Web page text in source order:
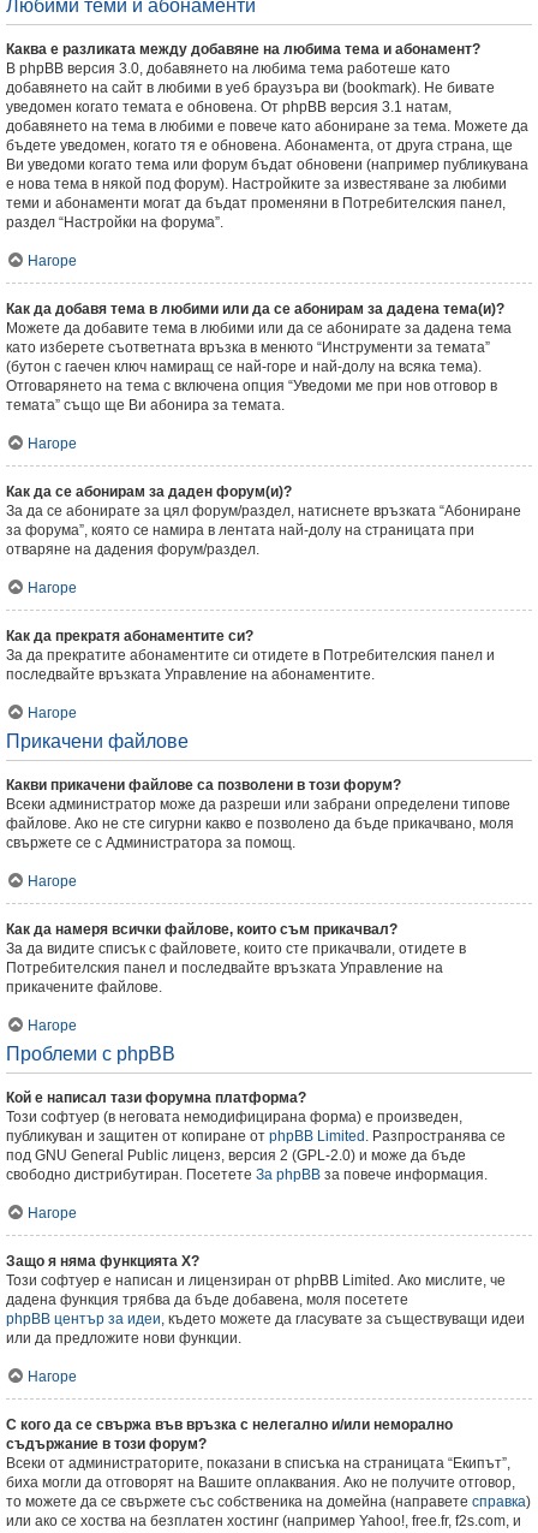
Любими теми и абонаменти
Каква е разликата между добавяне на любима тема и абонамент?
В phpBB версия 3.0, добавянето на любима тема работеше като
добавянето на сайт в любими в уеб браузъра ви (bookmark). Не бивате
уведомен когато темата е обновена. От phpBB версия 3.1 натам,
добавянето на тема в любими е повече като абониране за тема. Можете да
бъдете уведомен, когато тя е обновена. Абонамента, от друга страна, ще
Ви уведоми когато тема или форум бъдат обновени (например публикувана
е нова тема в някой под форум). Настройките за известяване за любими
теми и абонаменти могат да бъдат променяни в Потребителския панел,
раздел “Настройки на форума”.
Нагоре
Как да добавя тема в любими или да се абонирам за дадена тема(и)?
Можете да добавите тема в любими или да се абонирате за дадена тема
като изберете съответната връзка в менюто “Инструменти за темата”
(бутон с гаечен ключ намиращ се най-горе и най-долу на всяка тема).
Отговарянето на тема с включена опция “Уведоми ме при нов отговор в
темата” също ще Ви абонира за темата.
Нагоре
Как да се абонирам за даден форум(и)?
За да се абонирате за цял форум/раздел, натиснете връзката “Абониране
за форума”, която се намира в лентата най-долу на страницата при
отваряне на дадения форум/раздел.
Нагоре
Как да прекратя абонаментите си?
За да прекратите абонаментите си отидете в Потребителския панел и
последвайте връзката Управление на абонаментите.
Нагоре
Прикачени файлове
Какви прикачени файлове са позволени в този форум?
Всеки администратор може да разреши или забрани определени типове
файлове. Ако не сте сигурни какво е позволено да бъде прикачвано, моля
свържете се с Администратора за помощ.
Нагоре
Как да намеря всички файлове, които съм прикачвал?
За да видите списък с файловете, които сте прикачвали, отидете в
Потребителския панел и последвайте връзката Управление на
прикачените файлове.
Нагоре
Проблеми с phpBB
Кой е написал тази форумна платформа?
Този софтуер (в неговата немодифицирана форма) е произведен,
публикуван и защитен от копиране от phpBB Limited . Разпространява се
под GNU General Public лиценз, версия 2 (GPL-2.0) и може да бъде
свободно дистрибутиран. Посетете За phpBB за повече информация.
Нагоре
Защо я няма функцията X?
Този софтуер е написан и лицензиран от phpBB Limited. Ако мислите, че
дадена функция трябва да бъде добавена, моля посетете
phpBB център за идеи, където можете да гласувате за съществуващи идеи
или да предложите нови функции.
Нагоре
С кого да се свържа във връзка с нелегално и/или неморално
съдържание в този форум?
Всеки от администраторите, показани в списъка на страницата “Екипът”,
биха могли да отговорят на Вашите оплаквания. Ако не получите отговор,
то можете да се свържете със собственика на домейна (направете справка)
или ако се хоства на безплатен хостинг (например Yahoo!, free.fr, f2s.com, и